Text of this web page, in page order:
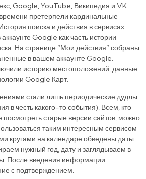
Google, YouTube, Википедия и VK.
претерпели кардинальные
поиска и действия в сервисах
Google как часть истории
На странице “Мои действия” собраны
в вашем аккаунте Google.
историю местоположений, данные
Google Карт.
стали лишь периодические дудлы
в честь какого-то события). Всем, кто
посмотреть старые версии сайтов, можно
таким интересным сервисом
кругами на календаре обведены даты
нужный год, дату и заглядываем в
После введения информации
с подтверждением.